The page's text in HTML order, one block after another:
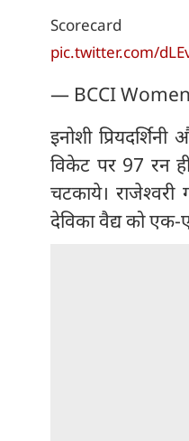
Scorecard
pic.twitter.com/
— BCCI
इनोशी
विकेट पर 97 रन
चटकाये। राजेश्वरी
देविका वैद्य को